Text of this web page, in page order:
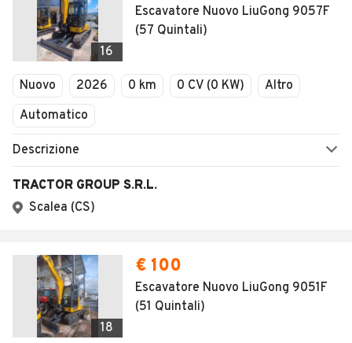
Camper
Veicoli Commerciali
Concessionari